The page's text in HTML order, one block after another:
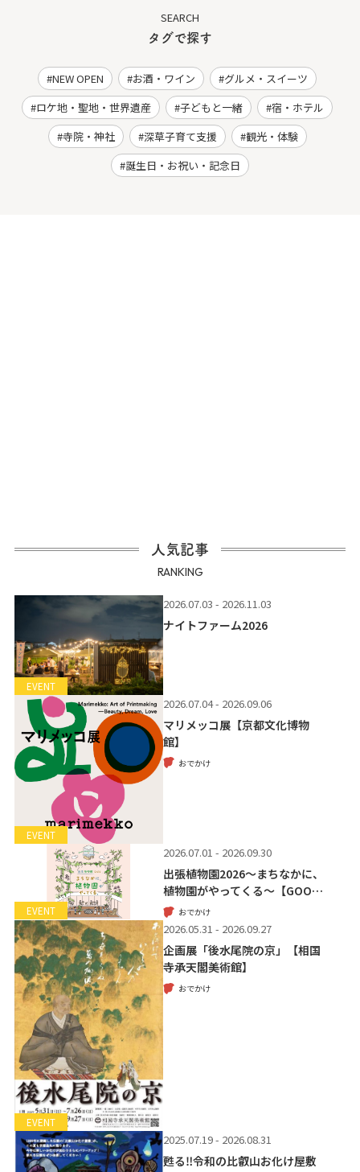
SEARCH
タグで探す
NEW OPEN お酒・ワイン
グルメ・スイーツ
ロケ地・聖地・世界遺産
子どもと一緒
宿・ホテル
寺院・神社
深草子育て支援
観光・体験
誕生日・お祝い・記念日
人気記事
RANKING
EVENT
2026.07.03 - 2026.11.03
ナイトファーム2026
EVENT
2026.07.04 - 2026.09.06
マリメッコ展【京都文化博物
館】
おでかけ
EVENT
2026.07.01 - 2026.09.30
出張植物園2026～まちなかに、
植物園がやってくる～【GOO…
おでかけ
EVENT
2026.05.31 - 2026.09.27
企画展「後水尾院の京」【相国
寺承天閣美術館】
おでかけ
2025.07.19 - 2026.08.31
甦る‼令和の比叡山お化け屋敷